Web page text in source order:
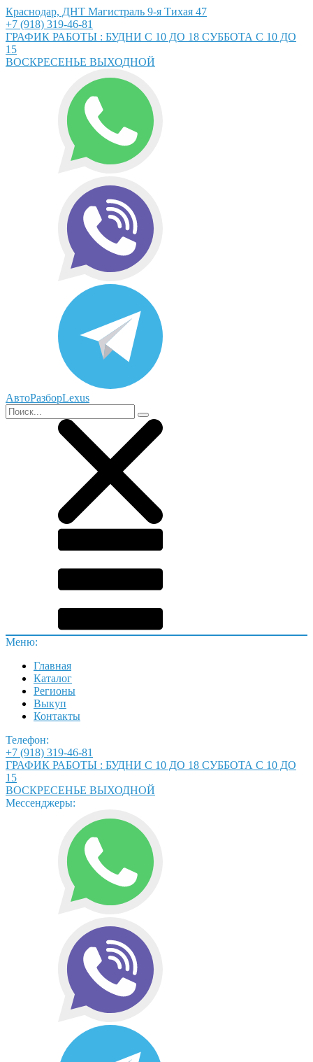
Краснодар, ДНТ Магистраль 9-я Тихая 47
+7 (918) 319-46-81
ГРАФИК РАБОТЫ : БУДНИ С 10 ДО 18 СУББОТА С 10 ДО
15
ВОСКРЕСЕНЬЕ ВЫХОДНОЙ
АвтоРазборLexus
Меню:
Главная
Каталог
Регионы
Выкуп
Контакты
Телефон:
+7 (918) 319-46-81
ГРАФИК РАБОТЫ : БУДНИ С 10 ДО 18 СУББОТА С 10 ДО
15
ВОСКРЕСЕНЬЕ ВЫХОДНОЙ
Мессенджеры: